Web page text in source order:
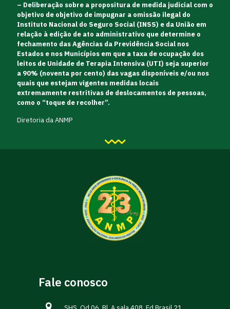
– Deliberação sobre a propositura de medida judicial com o
objetivo de objetivo de impugnar a omissão ilegal do
Instituto Nacional do Seguro Social (INSS) e da União em
relação à edição de ato administrativo que determine o
fechamento das Agências da Previdência Social nos
Estados e nos Municípios em que a taxa de ocupação dos
leitos de Unidade de Terapia Intensiva (UTI) seja superior
a 90% (noventa por cento) das vagas disponíveis e/ou nos
quais que estejam vigentes medidas locais
extremamente restritivas de deslocamentos de pessoas,
como o “toque de recolher”.
Diretoria da ANMP
Fale conosco